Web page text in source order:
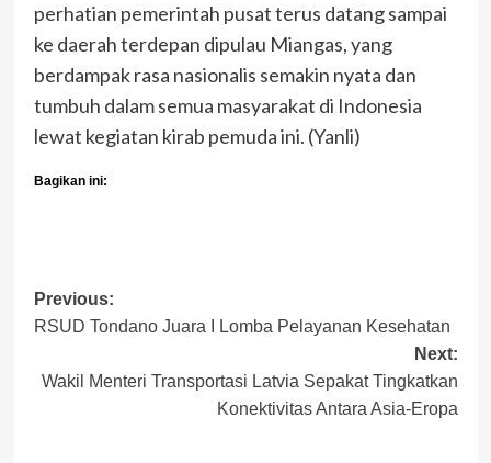
perhatian pemerintah pusat terus datang sampai
ke daerah terdepan dipulau Miangas, yang
berdampak rasa nasionalis semakin nyata dan
tumbuh dalam semua masyarakat di Indonesia
lewat kegiatan kirab pemuda ini. (Yanli)
Bagikan ini:
Post
navigation
Previous:
RSUD Tondano Juara I Lomba Pelayanan Kesehatan
Next:
Wakil Menteri Transportasi Latvia Sepakat Tingkatkan
Konektivitas Antara Asia-Eropa